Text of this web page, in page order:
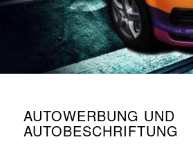
AUTOWERBUNG UND
AUTOBESCHRIFTUNG